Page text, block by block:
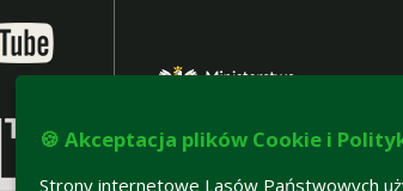
🍪 Akceptacja plików Cookie i
Strony internetowe Lasów Państwowych